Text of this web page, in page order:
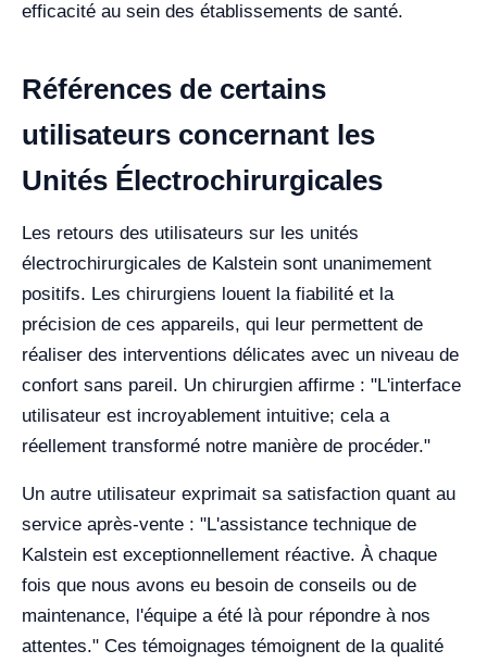
efficacité au sein des établissements de santé.
Références de certains
utilisateurs concernant les
Unités Électrochirurgicales
Les retours des utilisateurs sur les unités
électrochirurgicales de Kalstein sont unanimement
positifs. Les chirurgiens louent la fiabilité et la
précision de ces appareils, qui leur permettent de
réaliser des interventions délicates avec un niveau de
confort sans pareil. Un chirurgien affirme : "L'interface
utilisateur est incroyablement intuitive; cela a
réellement transformé notre manière de procéder."
Un autre utilisateur exprimait sa satisfaction quant au
service après-vente : "L'assistance technique de
Kalstein est exceptionnellement réactive. À chaque
fois que nous avons eu besoin de conseils ou de
maintenance, l'équipe a été là pour répondre à nos
attentes." Ces témoignages témoignent de la qualité